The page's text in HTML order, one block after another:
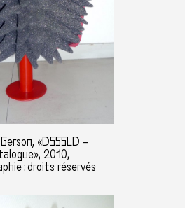
«DSSSLD –
2010,
: droits réservés